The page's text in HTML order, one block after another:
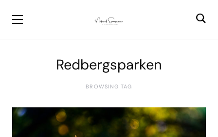
Redbergsparken
BROWSING TAG